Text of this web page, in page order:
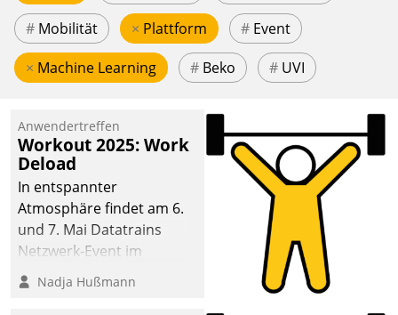
# Mobilität × Plattform # Event
× Machine Learning # Beko # UVI
Anwendertreffen
Workout 2025: Work
Deload
In entspannter
Atmosphäre findet am 6.
und 7. Mai Datatrains
Netzwerk-Event im
Kunden- und Partnerkreis
statt. Zentrale Frage: Wie
Nadja Hußmann